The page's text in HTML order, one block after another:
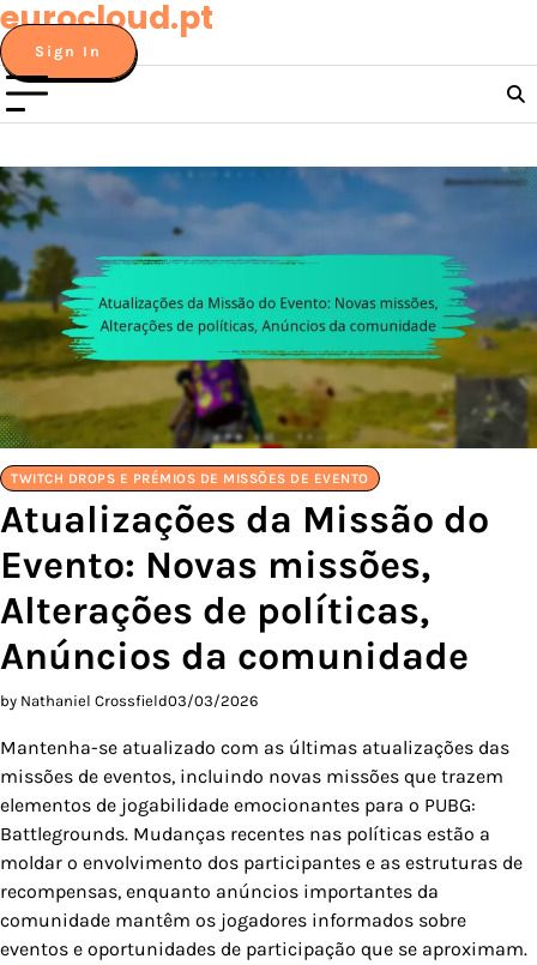
Skip
to
content
eurocloud.pt
Sign In
TWITCH DROPS E PRÉMIOS DE MISSÕES DE EVENTO
Atualizações da Missão do
Evento: Novas missões,
Alterações de políticas,
Anúncios da comunidade
by Nathaniel Crossfield03/03/2026
Mantenha-se atualizado com as últimas atualizações das
missões de eventos, incluindo novas missões que trazem
elementos de jogabilidade emocionantes para o PUBG:
Battlegrounds. Mudanças recentes nas políticas estão a
moldar o envolvimento dos participantes e as estruturas de
recompensas, enquanto anúncios importantes da
comunidade mantêm os jogadores informados sobre
eventos e oportunidades de participação que se aproximam.